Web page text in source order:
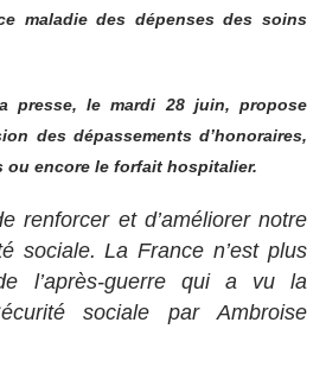
maladie des dépenses des soins
presse, le mardi 28 juin, propose
des dépassements d’honoraires,
ou encore le forfait hospitalier.
renforcer et d’améliorer notre
sociale. La France n’est plus
l’après-guerre qui a vu la
sociale par Ambroise